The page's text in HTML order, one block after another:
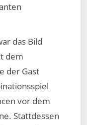
das Bild
dem
der Gast
vor dem
Stattdessen